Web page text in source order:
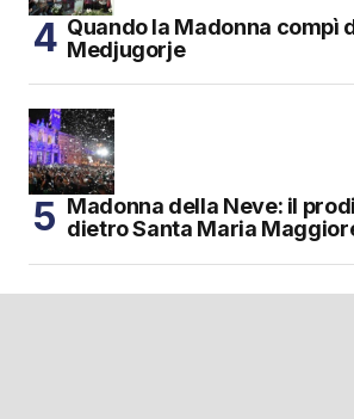
Quando la Madonna compì
Medjugorje
Madonna della Neve: il
dietro Santa Maria